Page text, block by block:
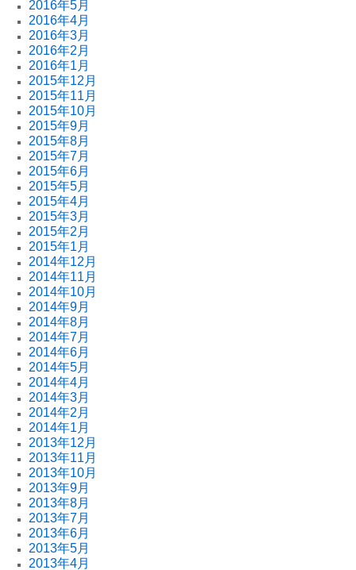
2016年5月
2016年4月
2016年3月
2016年2月
2016年1月
2015年12月
2015年11月
2015年10月
2015年9月
2015年8月
2015年7月
2015年6月
2015年5月
2015年4月
2015年3月
2015年2月
2015年1月
2014年12月
2014年11月
2014年10月
2014年9月
2014年8月
2014年7月
2014年6月
2014年5月
2014年4月
2014年3月
2014年2月
2014年1月
2013年12月
2013年11月
2013年10月
2013年9月
2013年8月
2013年7月
2013年6月
2013年5月
2013年4月